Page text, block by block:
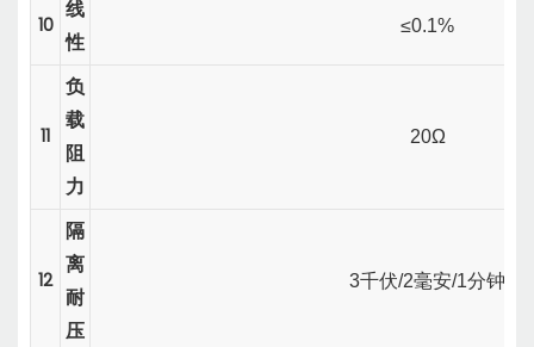
10
线
性
≤0.1%
11
负
载
阻
力
20Ω
12
隔
离
耐
压
3千伏/2毫安/1分钟